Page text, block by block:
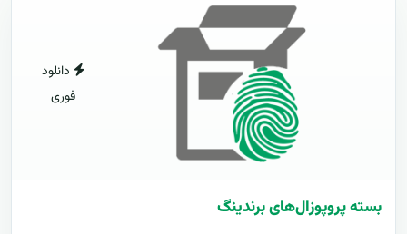
دانلود
فوری
بسته پروپوزال‌های برندینگ